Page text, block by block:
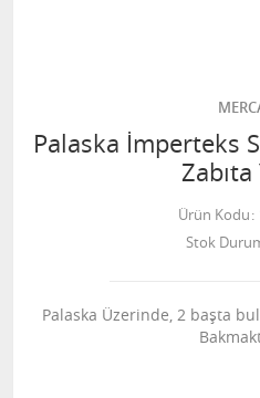
Palaska İmperteks
Zabıta
Ürün Kodu
Stok
Palaska Üzerinde, 2 başta